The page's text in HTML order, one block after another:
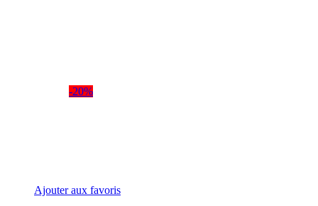
-20%
Ajouter aux favoris